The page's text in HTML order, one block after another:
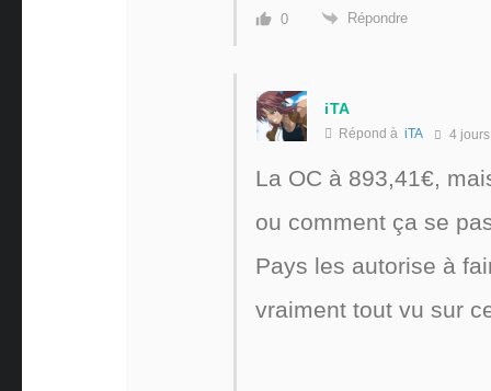
0 Répondre
iTA
Répond à iTA 4 jours
La OC à 893,41€,
ou comment ça se
Pays les autorise à
vraiment tout vu sur